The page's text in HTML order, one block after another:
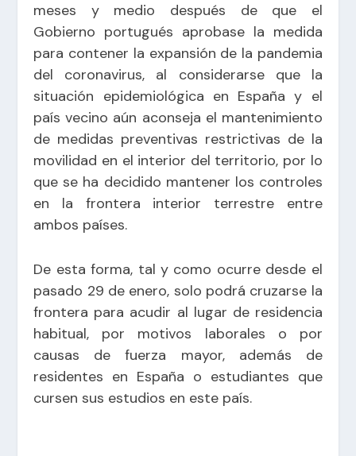
meses y medio después de que el
Gobierno portugués aprobase la medida
para contener la expansión de la pandemia
del coronavirus, al considerarse que la
situación epidemiológica en España y el
país vecino aún aconseja el mantenimiento
de medidas preventivas restrictivas de la
movilidad en el interior del territorio, por lo
que se ha decidido mantener los controles
en la frontera interior terrestre entre
ambos países.
De esta forma, tal y como ocurre desde el
pasado 29 de enero, solo podrá cruzarse la
frontera para acudir al lugar de residencia
habitual, por motivos laborales o por
causas de fuerza mayor, además de
residentes en España o estudiantes que
cursen sus estudios en este país.